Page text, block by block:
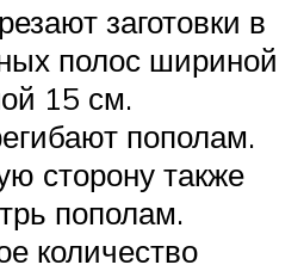
заготовки в
полос шириной
15 см.
пополам.
сторону также
пополам.
количество